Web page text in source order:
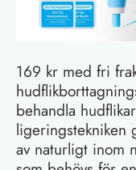
169 kr med fri
behandla
ligeringstekniken
av naturligt inom